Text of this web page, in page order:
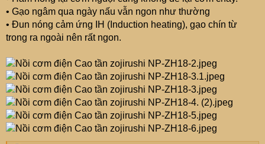
• Gạo ngâm qua ngày nấu vẫn ngon như thường
• Đun nóng cảm ứng IH (Induction heating), gạo chín từ
trong ra ngoài nên rất ngon.